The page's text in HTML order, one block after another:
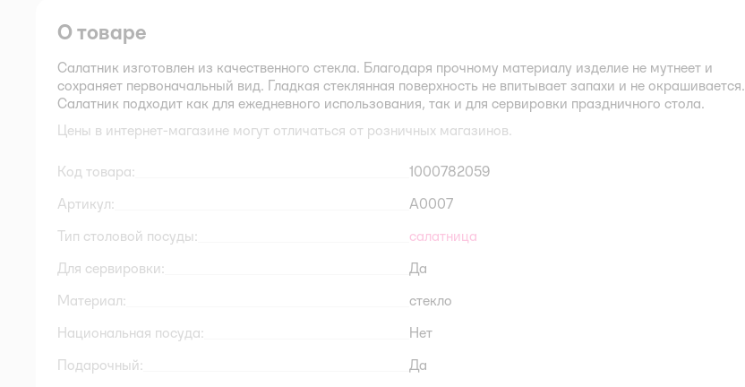
О товаре
Салатник изготовлен из качественного стекла. Благодаря прочному материалу изделие не мутнеет и
сохраняет первоначальный вид. Гладкая стеклянная поверхность не впитывает запахи и не окрашивается.
Салатник подходит как для ежедневного использования, так и для сервировки праздничного стола.
Цены в интернет-магазине могут отличаться от розничных магазинов.
Код товара:
1000782059
Артикул:
A0007
Тип столовой посуды:
салатница
Для сервировки:
Да
Материал:
стекло
Национальная посуда:
Нет
Подарочный:
Да